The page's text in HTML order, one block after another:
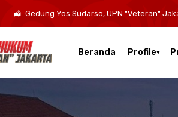
Gedung Yos Sudarso, UPN "Veteran"
Beranda Profile